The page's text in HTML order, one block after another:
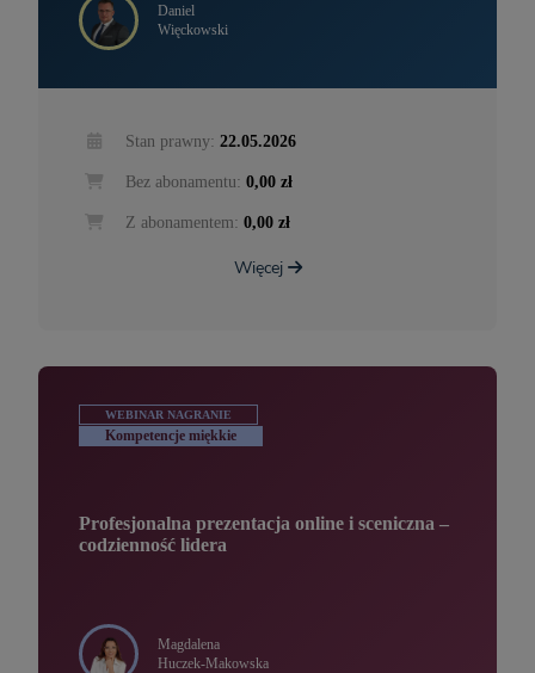
Daniel
Więckowski
Stan prawny: 22.05.2026
Bez abonamentu: 0,00 zł
Z abonamentem: 0,00 zł
Więcej
WEBINAR NAGRANIE
Kompetencje miękkie
Profesjonalna prezentacja online i sceniczna –
codzienność lidera
Magdalena
Huczek-Makowska